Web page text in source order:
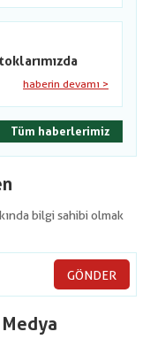
haberin devamı >
Tüm haberlerimiz
bilgi sahibi olmak
GÖNDER
Medya